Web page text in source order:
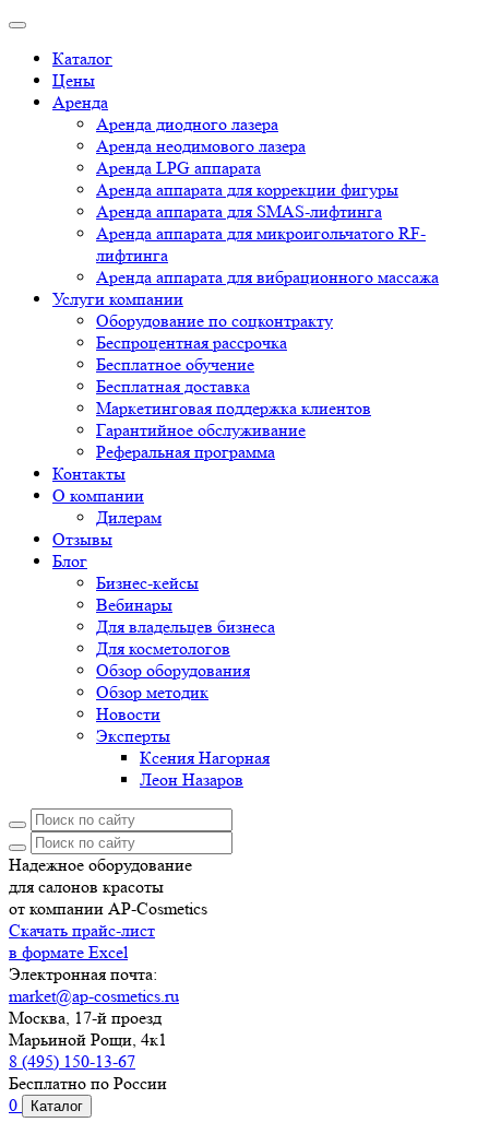
Каталог
Цены
Аренда
Аренда диодного лазера
Аренда неодимового лазера
Аренда LPG аппарата
Аренда аппарата для коррекции фигуры
Аренда аппарата для SMAS-лифтинга
Аренда аппарата для микроигольчатого RF-
лифтинга
Аренда аппарата для вибрационного массажа
Услуги компании
Оборудование по соцконтракту
Беспроцентная рассрочка
Бесплатное обучение
Бесплатная доставка
Маркетинговая поддержка клиентов
Гарантийное обслуживание
Реферальная программа
Контакты
О компании
Дилерам
Отзывы
Блог
Бизнес-кейсы
Вебинары
Для владельцев бизнеса
Для косметологов
Обзор оборудования
Обзор методик
Новости
Эксперты
Ксения Нагорная
Леон Назаров
Надежное оборудование
для салонов красоты
от компании AP-Cosmetics
Скачать прайс-лист
в формате Excel
Электронная почта:
market@ap-cosmetics.ru
Москва, 17-й проезд
Марьиной Рощи, 4к1
8 (495) 150-13-67
Бесплатно по России
0
Каталог